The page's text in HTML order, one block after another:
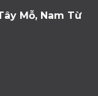
Mỗ, Nam Từ